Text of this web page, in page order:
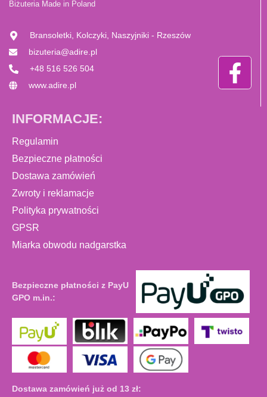
Biżuteria Made in Poland
Bransoletki, Kolczyki, Naszyjniki - Rzeszów
bizuteria@adire.pl
+48 516 526 504
www.adire.pl
INFORMACJE:
Regulamin
Bezpieczne płatności
Dostawa zamówień
Zwroty i reklamacje
Polityka prywatności
GPSR
Miarka obwodu nadgarstka
Bezpieczne płatności z PayU
GPO m.in.:
Dostawa zamówień już od 13 zł: